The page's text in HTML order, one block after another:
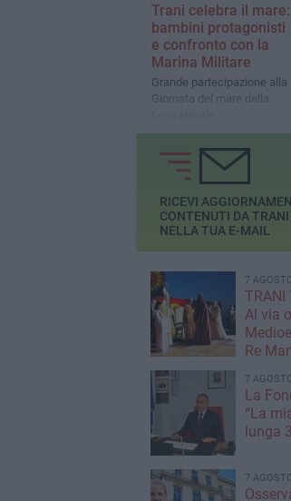
Trani celebra il mare:
bambini protagonisti
e confronto con la
Marina Militare
Grande partecipazione alla
Giornata del mare della
RICEVI
CONTENUTI DA TRANI
NELLA TUA E-MAIL
7
TRANI
Al via
Re
7
La
“La
lunga
7